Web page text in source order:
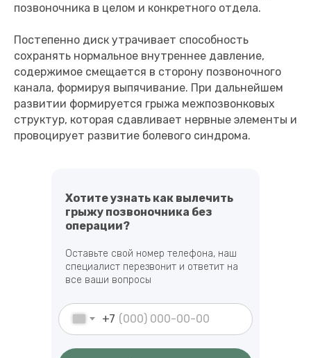
позвоночника в целом и конкретного отдела.
Постепенно диск утрачивает способность
сохранять нормальное внутреннее давление,
содержимое смещается в сторону позвоночного
канала, формируя выпячивание. При дальнейшем
развитии формируется грыжа межпозвонковых
структур, которая сдавливает нервные элементы и
провоцирует развитие болевого синдрома.
+7
Оставьте свой номер телефона, наш
специалист перезвонит и ответит на
все ваши вопросы
Хотите узнать как вылечить
грыжу позвоночника без
операции?